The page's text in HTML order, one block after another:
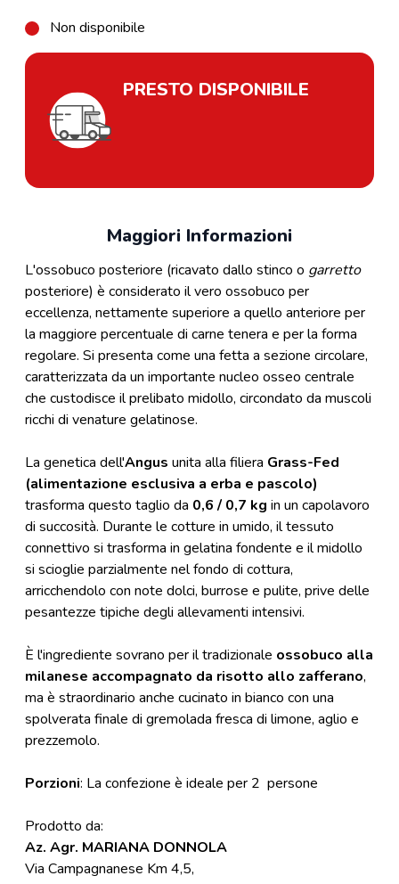
Non disponibile
PRESTO DISPONIBILE
Maggiori Informazioni
L'ossobuco posteriore (ricavato dallo stinco o garretto
posteriore) è considerato il vero ossobuco per
eccellenza, nettamente superiore a quello anteriore per
la maggiore percentuale di carne tenera e per la forma
regolare. Si presenta come una fetta a sezione circolare,
caratterizzata da un importante nucleo osseo centrale
che custodisce il prelibato midollo, circondato da muscoli
ricchi di venature gelatinose.
La genetica dell'Angus unita alla filiera Grass-Fed
(alimentazione esclusiva a erba e pascolo)
trasforma questo taglio da 0,6 / 0,7 kg in un capolavoro
di succosità. Durante le cotture in umido, il tessuto
connettivo si trasforma in gelatina fondente e il midollo
si scioglie parzialmente nel fondo di cottura,
arricchendolo con note dolci, burrose e pulite, prive delle
pesantezze tipiche degli allevamenti intensivi.
È l'ingrediente sovrano per il tradizionale ossobuco alla
milanese accompagnato da risotto allo zafferano,
ma è straordinario anche cucinato in bianco con una
spolverata finale di gremolada fresca di limone, aglio e
prezzemolo.
Porzioni: La confezione è ideale per 2 persone
Prodotto da:
Az. Agr. MARIANA DONNOLA
Via Campagnanese Km 4,5,